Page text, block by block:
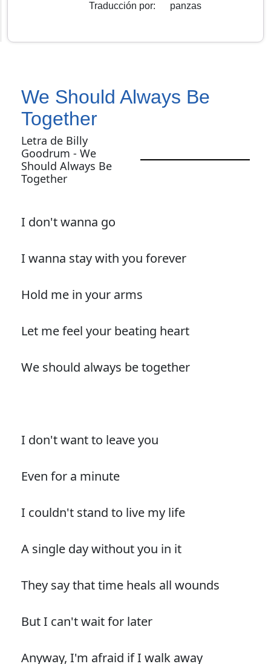
Traducción por: panzas
We Should Always Be
Together
Letra de Billy
Goodrum - We
Should Always Be
Together
I don't wanna go
I wanna stay with you forever
Hold me in your arms
Let me feel your beating heart
We should always be together
I don't want to leave you
Even for a minute
I couldn't stand to live my life
A single day without you in it
They say that time heals all wounds
But I can't wait for later
Anyway, I'm afraid if I walk away